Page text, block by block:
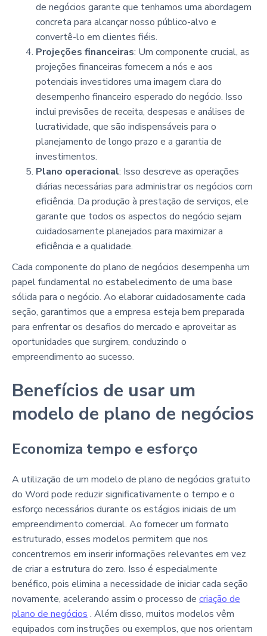
de negócios garante que tenhamos uma abordagem
concreta para alcançar nosso público-alvo e
convertê-lo em clientes fiéis.
Projeções financeiras: Um componente crucial, as
projeções financeiras fornecem a nós e aos
potenciais investidores uma imagem clara do
desempenho financeiro esperado do negócio. Isso
inclui previsões de receita, despesas e análises de
lucratividade, que são indispensáveis para o
planejamento de longo prazo e a garantia de
investimentos.
Plano operacional: Isso descreve as operações
diárias necessárias para administrar os negócios com
eficiência. Da produção à prestação de serviços, ele
garante que todos os aspectos do negócio sejam
cuidadosamente planejados para maximizar a
eficiência e a qualidade.
Cada componente do plano de negócios desempenha um
papel fundamental no estabelecimento de uma base
sólida para o negócio. Ao elaborar cuidadosamente cada
seção, garantimos que a empresa esteja bem preparada
para enfrentar os desafios do mercado e aproveitar as
oportunidades que surgirem, conduzindo o
empreendimento ao sucesso.
Benefícios de usar um
modelo de plano de negócios
Economiza tempo e esforço
A utilização de um modelo de plano de negócios gratuito
do Word pode reduzir significativamente o tempo e o
esforço necessários durante os estágios iniciais de um
empreendimento comercial. Ao fornecer um formato
estruturado, esses modelos permitem que nos
concentremos em inserir informações relevantes em vez
de criar a estrutura do zero. Isso é especialmente
benéfico, pois elimina a necessidade de iniciar cada seção
novamente, acelerando assim o processo de criação de
plano de negócios . Além disso, muitos modelos vêm
equipados com instruções ou exemplos, que nos orientam